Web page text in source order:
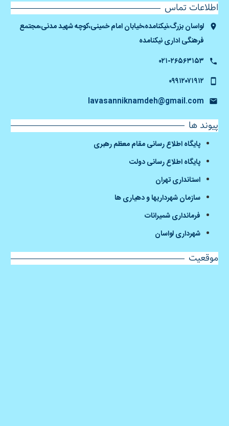
اطلاعات تماس
لواسان بزرگ،نیکنامده،خیابان امام خمینی،کوچه شهید مدنی،مجتمع
فرهنگی اداری نیکنامده
۰۲۱-۲۶۵۶۳۱۵۳
۰۹۹۱۲۰۷۱۹۱۲
lavasanniknamdeh@gmail.com
پیوند ها
پایگاه اطلاع رسانی مقام معظم رهبری
پایگاه اطلاع رسانی دولت
استانداری تهران
سازمان شهرداریها و دهیاری ها
فرمانداری شمیرانات
شهرداری لواسان
موقعیت